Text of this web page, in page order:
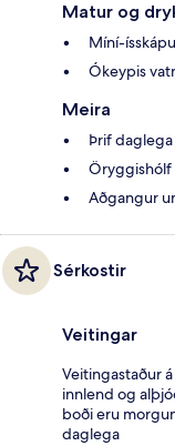
Matur og
Míní-
Ókeypis
Meira
Þrif daglega
Öryggishólf
Aðgangur
Sérkostir
Veitingar
Veitingastaður
innlend og
boði eru
daglega